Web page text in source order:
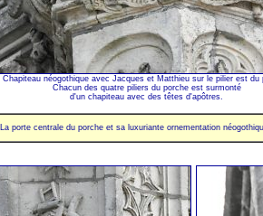
Chapiteau néogothique avec Jacques et Matthieu sur le pilier est du
Chacun des quatre piliers du porche est surmonté
d'un chapiteau avec des têtes d'apôtres.
La porte centrale du porche et sa luxuriante ornementation